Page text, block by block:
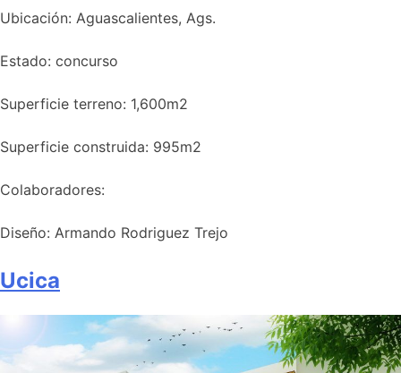
Ubicación: Aguascalientes, Ags.
Estado: concurso
Superficie terreno: 1,600m2
Superficie construida: 995m2​
Colaboradores:
Diseño: Armando Rodriguez Trejo
Ucica